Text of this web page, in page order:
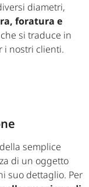
semplice
di un oggetto
suo dettaglio. Per
diametri,
foratura e
che si traduce in
i nostri clienti.